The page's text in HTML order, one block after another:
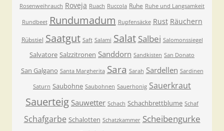
Rosenweihrauch Roveja Ruach Ruccola Ruhe Ruhe und Langsamkeit
Rundbeet Rundumadum Rupfensäcke Rust Räuchern
Rübstiel Saatgut Saft Salami Salat Salbei Salomonssiegel
Salvatore Salzzitronen Sanddorn Sandkisten San Donato
San Galgano Santa Margherita Sara Sarah Sardellen Sardinen
Saturn Saubohne Saubohnen Sauerhonig Sauerkraut
Sauerteig Sauwetter Schach Schachbrettblume Schaf
Schafgarbe Schalotten Schatzkammer Scheibengurke